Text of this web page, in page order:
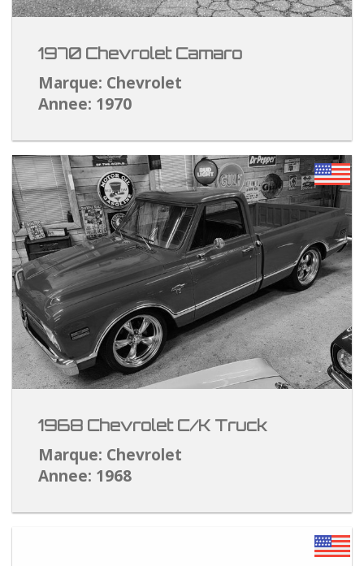
1970 Chevrolet Camaro
Marque: Chevrolet
Annee: 1970
1968 Chevrolet C/K Truck
Marque: Chevrolet
Annee: 1968